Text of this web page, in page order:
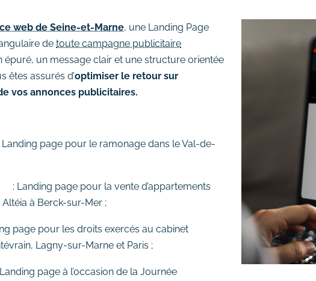
web de Seine-et-Marne, une Landing Page
de toute campagne publicitaire
épuré, un message clair et une structure orientée
êtes assurés d’optimiser le retour sur
vos annonces publicitaires.
Landing page pour le ramonage dans le Val-de-
: Landing page pour la vente d’appartements
à Berck-sur-Mer ;
page pour les droits exercés au cabinet
Lagny-sur-Marne et Paris ;
page à l’occasion de la Journée